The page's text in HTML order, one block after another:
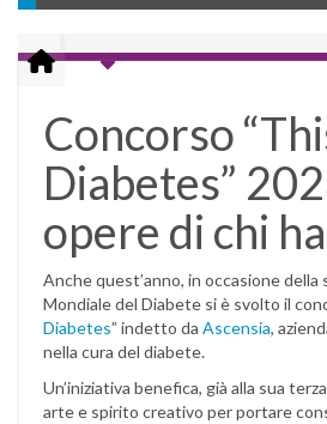
Concorso
Diabetes”
opere di chi
Anche quest’anno, in occasione della
Mondiale del Diabete si è svolto il
Diabetes” indetto da Ascensia,
nella cura del diabete.
Un’iniziativa benefica, già alla sua
arte e spirito creativo per portare